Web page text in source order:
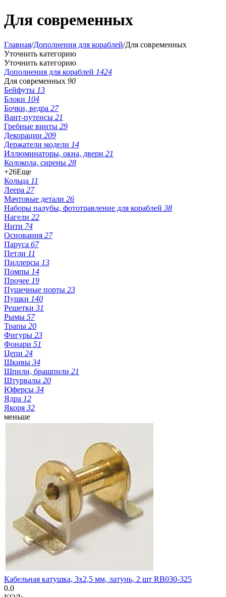
Для современных
Главная/Дополнения для кораблей/Для современных
Уточнить категорию
Уточнить категорию
Дополнения для кораблей 1424
Для современных 90
Бейфуты 13
Блоки 104
Бочки, ведра 27
Вант-путенсы 21
Гребные винты 29
Декорации 209
Держатели модели 14
Иллюминаторы, окна, двери 21
Колокола, сирены 28
+26Еще
Кольца 11
Леера 27
Мачтовые детали 26
Наборы палубы, фототравление для кораблей 38
Нагели 22
Нити 74
Основания 27
Паруса 67
Петли 11
Пиллерсы 13
Помпы 14
Прочее 19
Пушечные порты 23
Пушки 140
Решетки 31
Рымы 57
Трапы 20
Фигуры 23
Фонари 51
Цепи 24
Шкивы 34
Шпили, брашпили 21
Штурвалы 20
Юферсы 34
Ядра 12
Якоря 32
меньше
Кабельная катушка, 3х2,5 мм, латунь, 2 шт RB030-325
0.0